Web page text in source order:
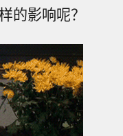
的影响呢？